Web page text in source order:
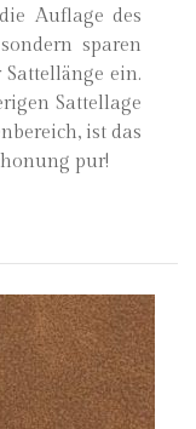
Auflage des
sparen
ein.
Sattellage
ist das
pur!